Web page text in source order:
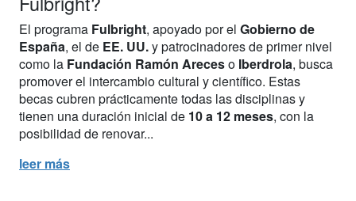
El programa Fulbright, apoyado por el Gobierno de
España, el de EE. UU.y patrocinadores de primer nivel
como la Fundación Ramón Areceso Iberdrola, busca
promover el intercambio cultural y científico. Estas
becas cubren prácticamente todas las disciplinas y
tienen una duración inicial de 10 a 12 meses, con la
posibilidad de renovar...
leer más